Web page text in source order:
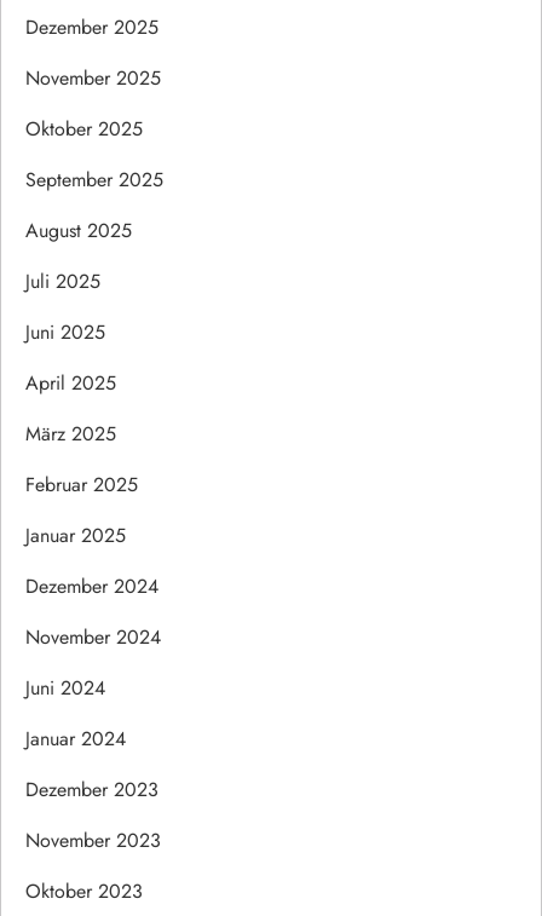
Dezember 2025
November 2025
Oktober 2025
September 2025
August 2025
Juli 2025
Juni 2025
April 2025
März 2025
Februar 2025
Januar 2025
Dezember 2024
November 2024
Juni 2024
Januar 2024
Dezember 2023
November 2023
Oktober 2023